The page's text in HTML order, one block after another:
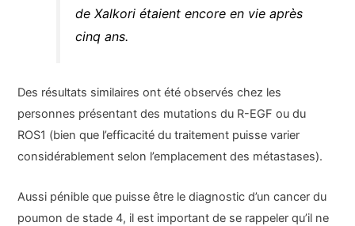
de Xalkori étaient encore en vie après
cinq ans.
Des résultats similaires ont été observés chez les
personnes présentant des mutations du R-EGF ou du
ROS1 (bien que l’efficacité du traitement puisse varier
considérablement selon l’emplacement des métastases).
Aussi pénible que puisse être le diagnostic d’un cancer du
poumon de stade 4, il est important de se rappeler qu’il ne